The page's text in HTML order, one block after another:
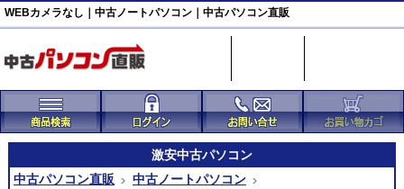
WEBカメラなし｜中古ノートパソコン｜中古パソコン直販
激安中古パソコン
中古パソコン直販
中古ノートパソコン